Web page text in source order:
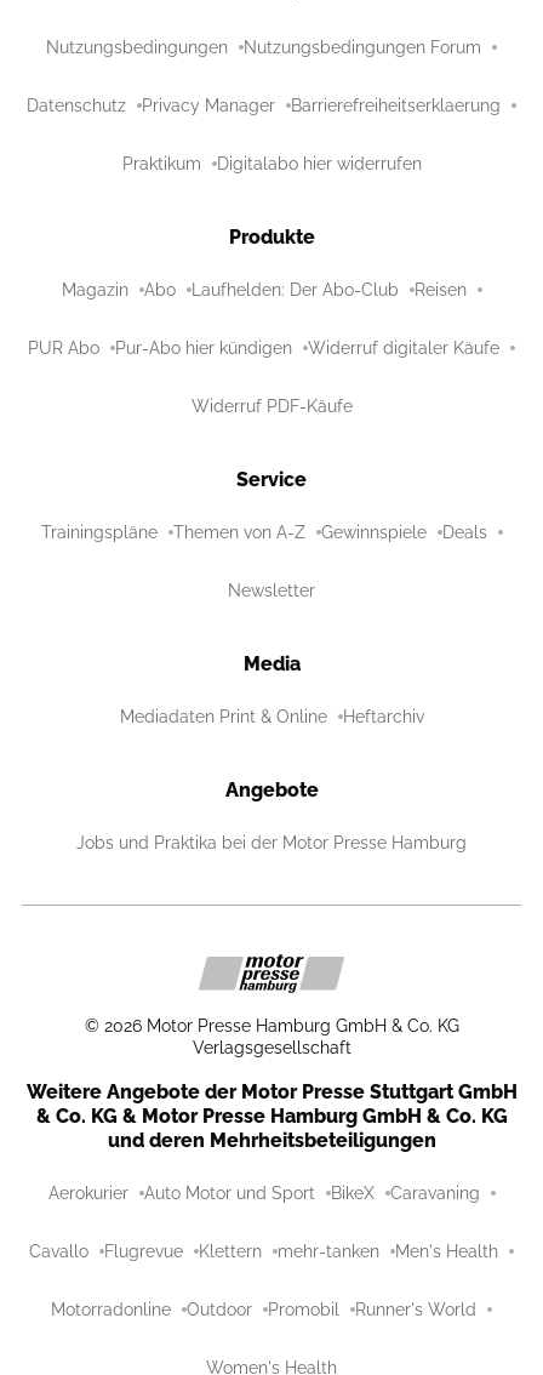
Nutzungsbedingungen Nutzungsbedingungen Forum
Datenschutz Privacy Manager Barrierefreiheitserklaerung
Praktikum Digitalabo hier widerrufen
Produkte
Magazin Abo Laufhelden: Der Abo-Club Reisen
PUR Abo Pur-Abo hier kündigen Widerruf digitaler Käufe
Widerruf PDF-Käufe
Service
Trainingspläne Themen von A-Z Gewinnspiele Deals
Newsletter
Media
Mediadaten Print & Online Heftarchiv
Angebote
Jobs und Praktika bei der Motor Presse Hamburg
© 2026 Motor Presse Hamburg GmbH & Co. KG
Verlagsgesellschaft
Weitere Angebote der Motor Presse Stuttgart GmbH
& Co. KG & Motor Presse Hamburg GmbH & Co. KG
und deren Mehrheitsbeteiligungen
Aerokurier Auto Motor und Sport BikeX Caravaning
Cavallo Flugrevue Klettern mehr-tanken Men's Health
Motorradonline Outdoor Promobil Runner's World
Women's Health